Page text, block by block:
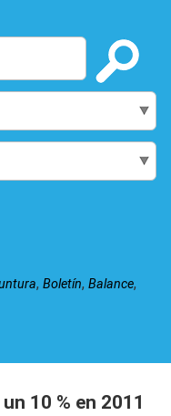
, Boletín, Balance,
10 % en 2011